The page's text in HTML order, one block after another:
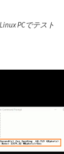
PCでテスト